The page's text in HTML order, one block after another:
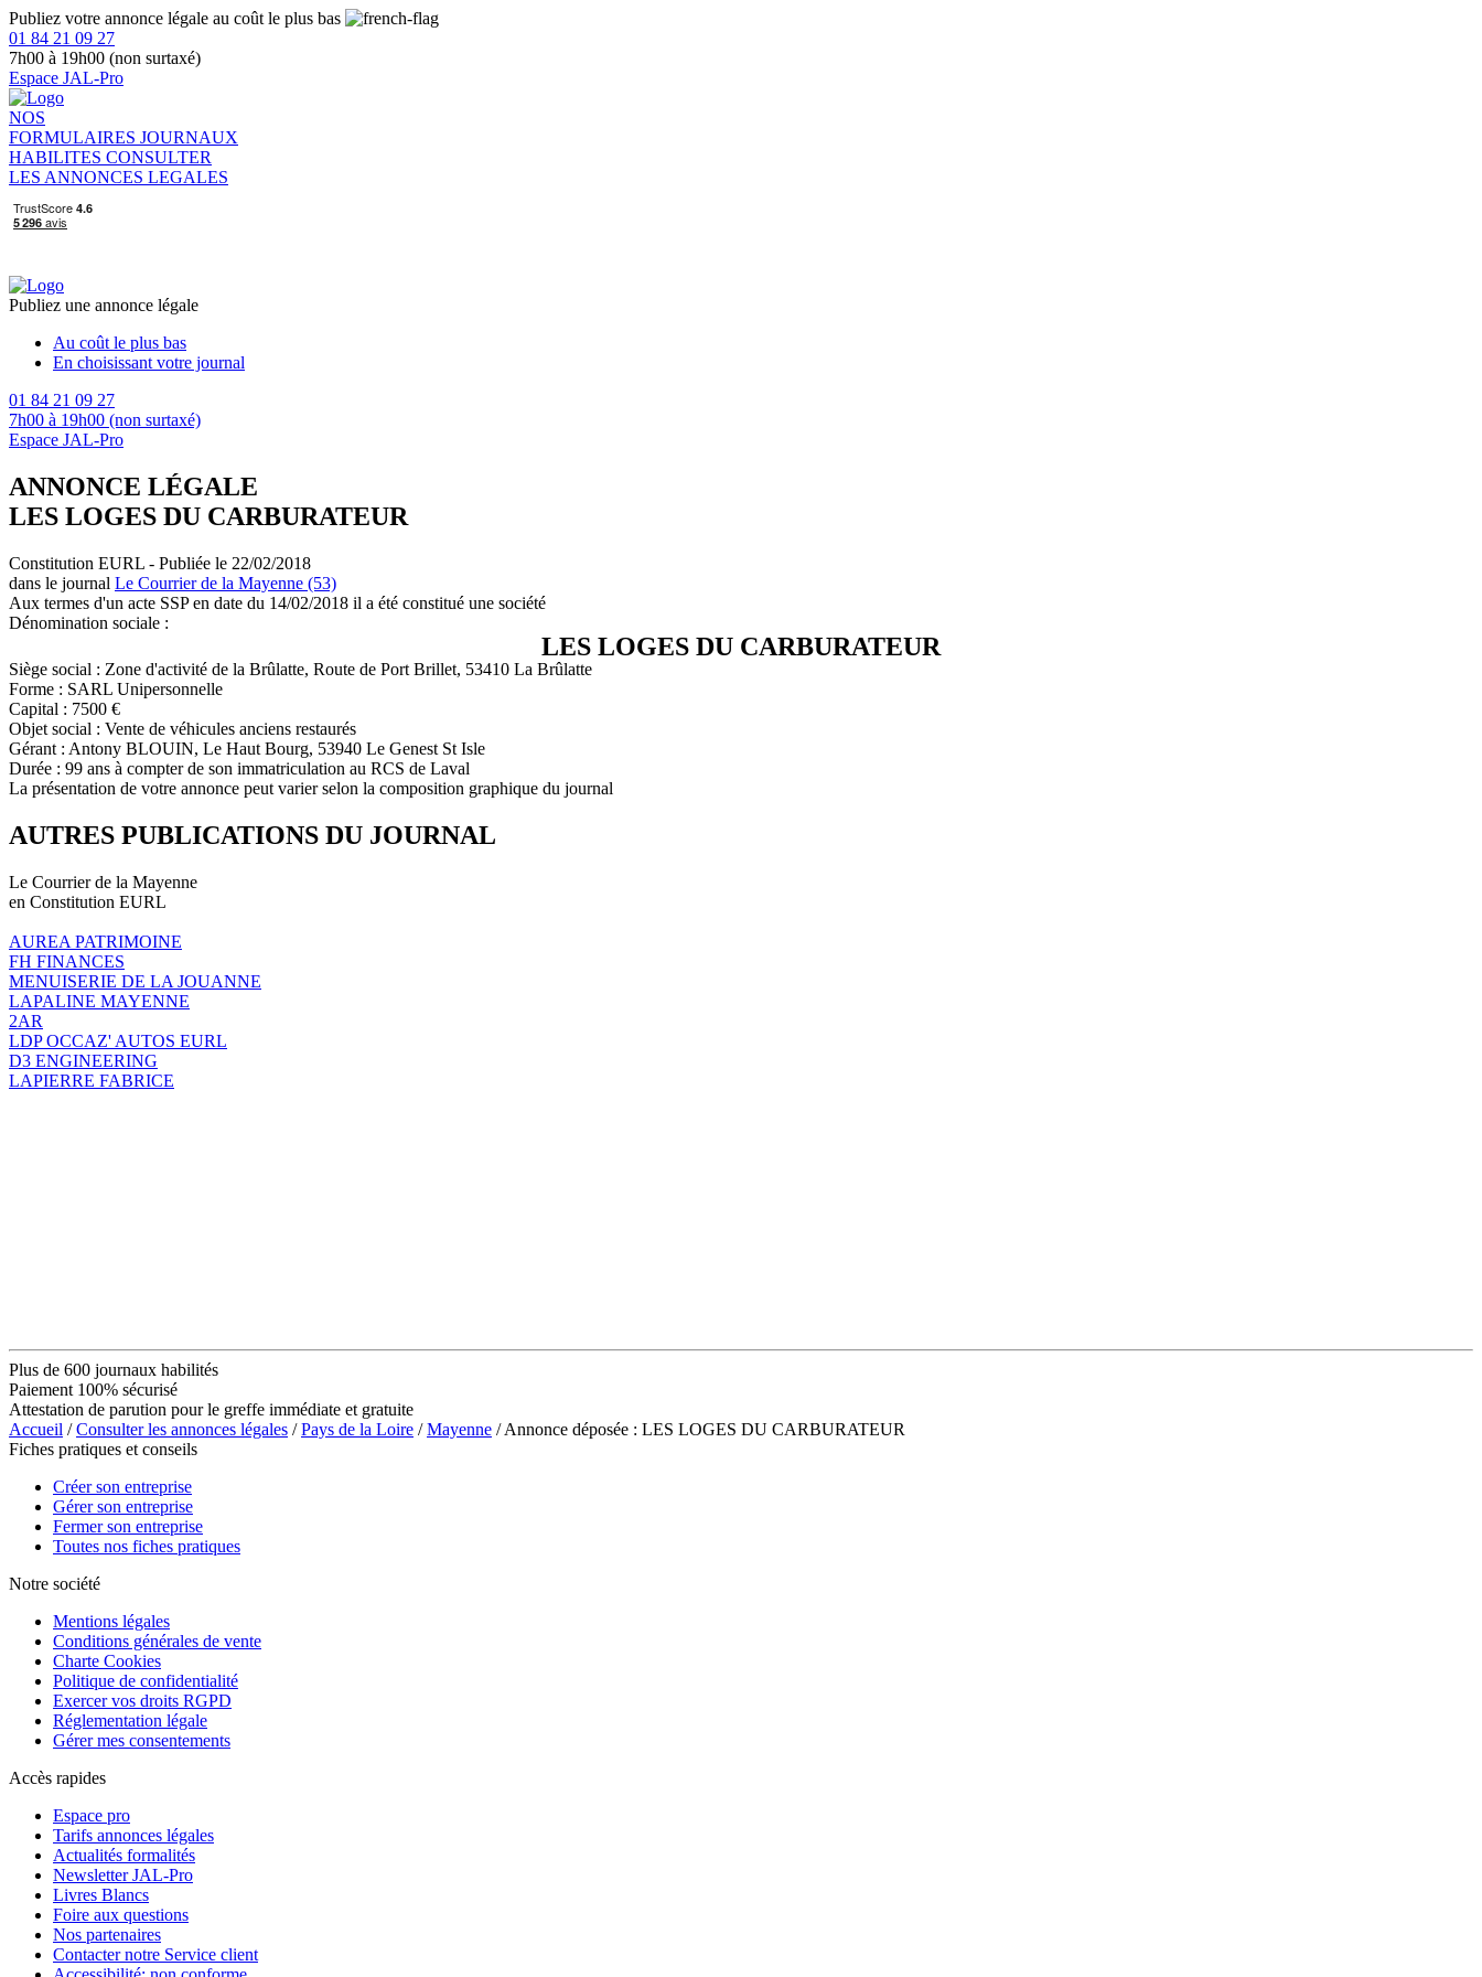
Publiez votre annonce légale au coût le plus bas
01 84 21 09 27
7h00 à 19h00 (non surtaxé)
Espace JAL-Pro
NOS
FORMULAIRES JOURNAUX
HABILITES CONSULTER
LES ANNONCES LEGALES
Publiez une annonce légale
Au coût le plus bas
En choisissant votre journal
01 84 21 09 27
7h00 à 19h00 (non surtaxé)
Espace JAL-Pro
ANNONCE LÉGALE
LES LOGES DU CARBURATEUR
Constitution EURL - Publiée le 22/02/2018
dans le journal Le Courrier de la Mayenne (53)
Aux termes d'un acte SSP en date du 14/02/2018 il a été constitué une société
Dénomination sociale :
LES LOGES DU CARBURATEUR
Siège social : Zone d'activité de la Brûlatte, Route de Port Brillet, 53410 La Brûlatte
Forme : SARL Unipersonnelle
Capital : 7500 €
Objet social : Vente de véhicules anciens restaurés
Gérant : Antony BLOUIN, Le Haut Bourg, 53940 Le Genest St Isle
Durée : 99 ans à compter de son immatriculation au RCS de Laval
La présentation de votre annonce peut varier selon la composition graphique du journal
AUTRES PUBLICATIONS DU JOURNAL
Le Courrier de la Mayenne
en Constitution EURL
AUREA PATRIMOINE
FH FINANCES
MENUISERIE DE LA JOUANNE
LAPALINE MAYENNE
2AR
LDP OCCAZ' AUTOS EURL
D3 ENGINEERING
LAPIERRE FABRICE
Plus de 600 journaux habilités
Paiement 100% sécurisé
Attestation de parution pour le greffe immédiate et gratuite
Accueil /Consulter les annonces légales /Pays de la Loire /Mayenne / Annonce déposée : LES LOGES DU CARBURATEUR
Fiches pratiques et conseils
Créer son entreprise
Gérer son entreprise
Fermer son entreprise
Toutes nos fiches pratiques
Notre société
Mentions légales
Conditions générales de vente
Charte Cookies
Politique de confidentialité
Exercer vos droits RGPD
Réglementation légale
Gérer mes consentements
Accès rapides
Espace pro
Tarifs annonces légales
Actualités formalités
Newsletter JAL-Pro
Livres Blancs
Foire aux questions
Nos partenaires
Contacter notre Service client